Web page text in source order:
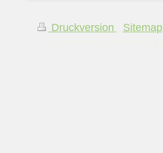
Druckversion
Sitemap